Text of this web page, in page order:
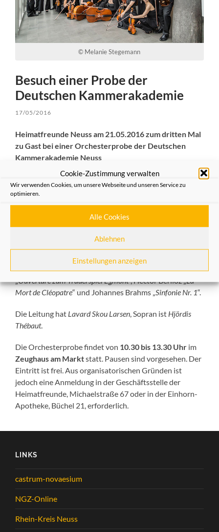
Cookie-Zustimmung verwalten
Wir verwenden Cookies, um unsere Webseite und unseren Service zu
optimieren.
Alle Cookies
Ablehnen
Einstellungen anzeigen
© Melanie Stegemann
Besuch einer Probe der
Deutschen Kammerakademie
17/05/2016
Heimatfreunde Neuss am 21.05.2016 zum dritten Mal
zu Gast bei einer Orchesterprobe der Deutschen
Kammerakademie Neuss
Die Heimatfreunde Neuss und interessierte Gäste
haben am
21.05.2016
Neuss teilnehmen zu können.
Die Probe umfasst in diesem Jahr das Thema „
Trauer“.
Im Mittelpunkt stehen Werke von Ludwig v. Beethoven
„Ouvertüre zum Trauerspiel Egmont“, Hector Berlioz „La
Mort de Cléopatre“ und Johannes Brahms „ Sinfonie Nr. 1“.
Die Leitung hat Lavard Skou Larsen , Sopran ist Hjördis
Thébaut.
Die Orchesterprobe findet von 10.30 bis 13.30 Uhr im
Zeughaus am Marktstatt. Pausen sind vorgesehen. Der
Eintritt ist frei. Aus organisatorischen Gründen ist
jedoch eine Anmeldung in der Geschäftsstelle der
Heimatfreunde, Michaelstraße 67 oder in der Einhorn-
Apotheke, Büchel 21, erforderlich.
LINKS
castrum-novaesium
NGZ-Online
Rhein-Kreis Neuss